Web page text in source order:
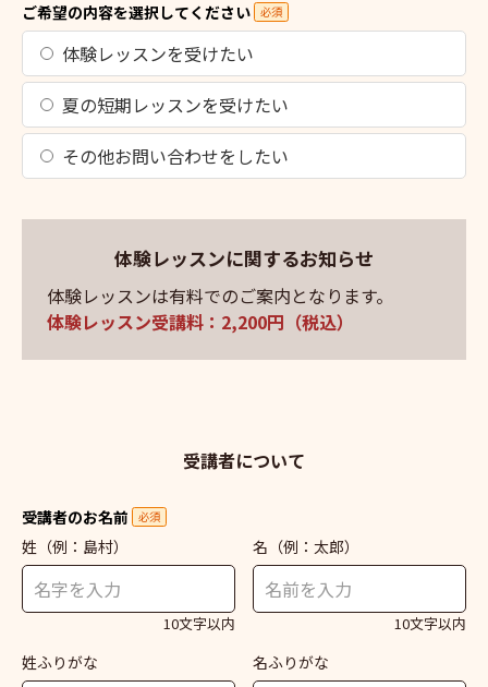
ご希望の内容を選択してください 必須
体験レッスンを受けたい
夏の短期レッスンを受けたい
その他お問い合わせをしたい
体験レッスンに関するお知らせ
体験レッスンは有料でのご案内となります。
体験レッスン受講料：2,200円（税込）
受講者について
受講者のお名前 必須
姓 （例：島村）
10文字以内
名 （例：太郎）
10文字以内
姓ふりがな 名ふりがな